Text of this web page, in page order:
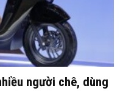
người chê, dùng